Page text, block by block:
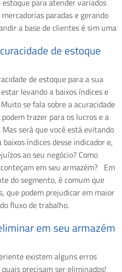
para atender variados
paradas e gerando
a base de clientes é sim uma
de estoque
de estoque para a sua
levando a baixos índices e
se fala sobre a acuracidade
trazer para os lucros e a
será que você está evitando
índices desse indicador e,
ao seu negócio? Como
em seu armazém? Em
do segmento, é comum que
que podem prejudicar em maior
fluxo de trabalho.
em seu armazém
existem alguns erros
precisam ser eliminados!